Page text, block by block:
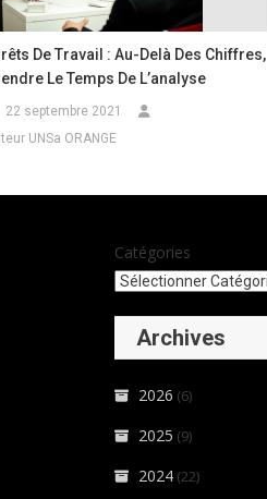
De Travail : Au-Delà Des Chiffres,
Le Temps De L’analyse
22 septembre 2021
UNSa ORANGE
Catégories
Archives
2026 (6)
2025 (9)
2024 (22)